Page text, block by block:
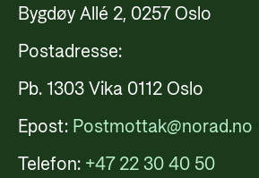
Bygdøy Allé 2, 0257 Oslo
Postadresse:
Pb. 1303 Vika 0112 Oslo
Epost: Postmottak@norad.no
Telefon: +47 22 30 40 50